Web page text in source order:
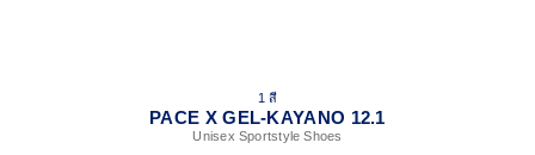
1 สี
PACE X GEL-KAYANO 12.1
Unisex Sportstyle Shoes